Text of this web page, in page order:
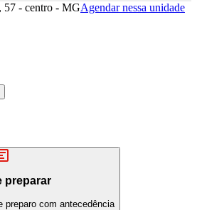
57 - centro - MGAgendar nessa unidade
preparar
preparo com antecedência